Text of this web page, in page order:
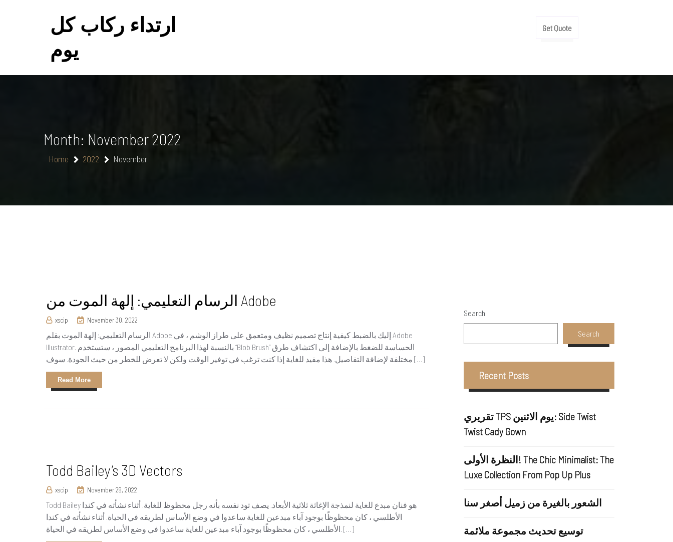
ارتداء ركاب كل
يوم
Get Quote
Month: November 2022
Home 2022 November
الرسام التعليمي: إلهة الموت من Adobe
xscip November 30, 2022
الرسام التعليمي: إلهة الموت بقلم Adobe إليك بالضبط كيفية إنتاج تصميم نظيف ومتعمق على طراز الوشم ، في Adobe
Illustrator. بالنسبة لهذا البرنامج التعليمي المصور ، ستستخدم “Blob Brush” الحساسة للضغط بالإضافة إلى اكتشاف طرق
مختلفة لإضافة التفاصيل. هذا مفيد للغاية إذا كنت ترغب في توفير الوقت ولكن لا تعرض للخطر من حيث الجودة. سوف […]
Read More
Todd Bailey’s 3D Vectors
xscip November 29, 2022
Todd Bailey هو فنان مبدع للغاية لنمذجة الإغاثة ثلاثية الأبعاد. يصف تود نفسه بأنه رجل محظوظ للغاية. أثناء نشأته في كندا
الأطلسي ، كان محظوظًا بوجود آباء مبدعين للغاية ساعدوا في وضع الأساس لطريقه في الحياة. أثناء نشأته في كندا
الأطلسي ، كان محظوظًا بوجود آباء مبدعين للغاية ساعدوا في وضع الأساس لطريقه في الحياة. […]
Search
Search
Recent Posts
تقريري TPS يوم الاثنين: Side Twist
Twist Cady Gown
النظرة الأولى! The Chic Minimalist: The
Luxe Collection From Pop Up Plus
الشعور بالغيرة من زميل أصغر سنا
توسيع تحديث مجموعة ملائمة